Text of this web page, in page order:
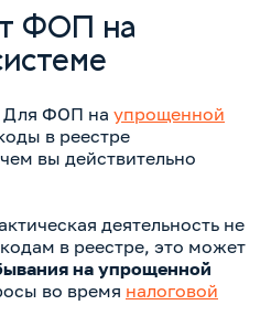
ФОП на
Для ФОП на упрощенной
в реестре
вы действительно
деятельность не
в реестре, это может
на упрощенной
во время налоговой